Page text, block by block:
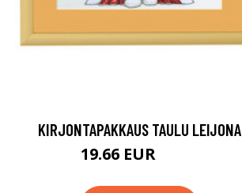
KIRJONTAPAKKAUS TAULU LEIJONA
19.66 EUR